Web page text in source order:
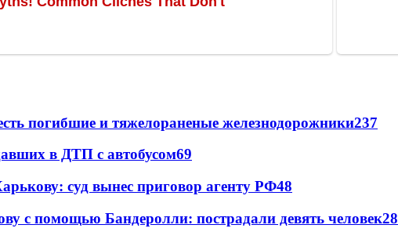
погибшие и тяжелораненые железнодорожники237
в ДТП с автобусом69
суд вынес приговор агенту РФ48
с помощью Бандеролли: пострадали девять человек28